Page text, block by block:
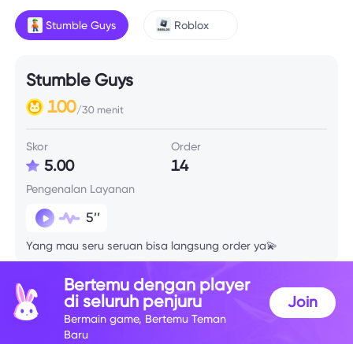
Stumble Guys Roblox
Stumble Guys
100/30 menit
Skor
5.00
Order
14
Pengenalan Layanan
5’’
Yang mau seru seruan bisa langsung order ya💫
Info Skill
Bertemu dengan player
di seluruh penjuru
Bermain game, Bertemu Teman
Baru
Join